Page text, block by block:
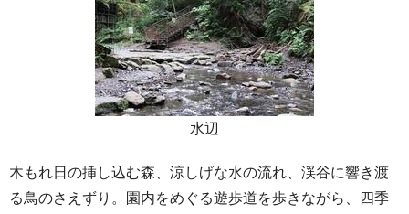
水辺
木もれ日の挿し込む森、涼しげな水の流れ、渓谷に響き渡
る鳥のさえずり。園内をめぐる遊歩道を歩きながら、四季